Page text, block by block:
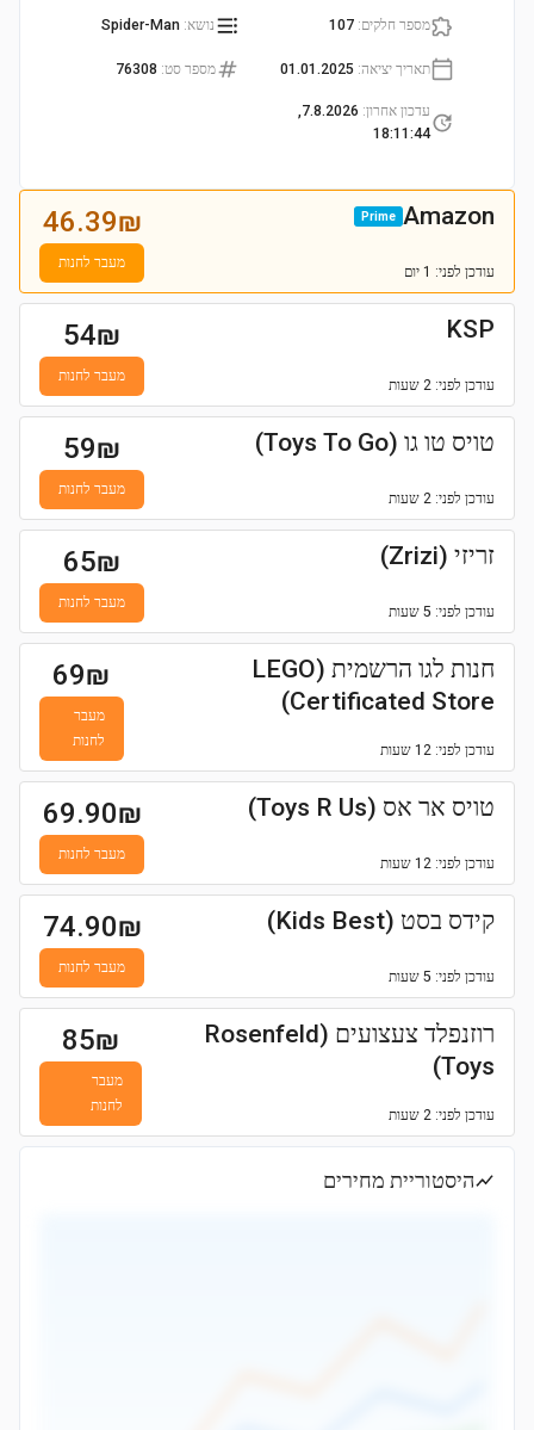
מספר חלקים:
107 נושא:
Spider-Man
תאריך יציאה:
01.01.2025 מספר סט:
76308
עדכון אחרון:
7.8.2026,
18:11:44
Amazon
Prime
עודכן לפני: 1 יום
46.39₪
מעבר לחנות
KSP
עודכן לפני: 2 שעות
54₪
מעבר לחנות
טויס טו גו (Toys To Go)
עודכן לפני: 2 שעות
59₪
מעבר לחנות
זריזי (Zrizi)
עודכן לפני: 5 שעות
65₪
מעבר לחנות
חנות לגו הרשמית (LEGO
Certificated Store)
עודכן לפני: 12 שעות
69₪
מעבר
לחנות
טויס אר אס (Toys R Us)
עודכן לפני: 12 שעות
69.90₪
מעבר לחנות
קידס בסט (Kids Best)
עודכן לפני: 5 שעות
74.90₪
מעבר לחנות
רוזנפלד צעצועים (Rosenfeld
Toys)
עודכן לפני: 2 שעות
85₪
מעבר
לחנות
היסטוריית מחירים